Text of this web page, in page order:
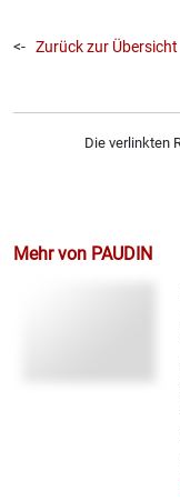
<- Zurück zur Übersicht
Die verlinkten
Mehr von PAUDIN